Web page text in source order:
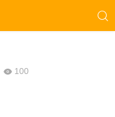
100